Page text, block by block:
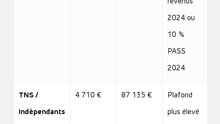
2024 ou
10 %
PASS
2024
TNS /
Indépendants
4 710 € 87 135 € Plafond
plus élevé